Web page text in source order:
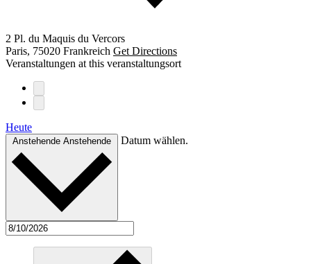
2 Pl. du Maquis du Vercors
Paris, 75020 Frankreich Get Directions
Veranstaltungen at this veranstaltungsort
Heute
Anstehende Anstehende Datum wählen.